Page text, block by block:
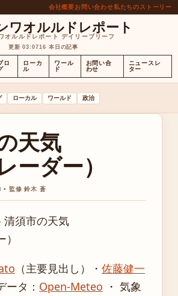
会社概要お問い合わせ私たちのストーリー
ワオルルドレポート
オルルドレポート デイリーブリーフ
更新 03:0716 本日の記事
ロ
ローカ
ル
ワール
ド
お問い合
わせ
ニュースレ
ター
ローカル ワールド 政治
天気
ーダー）
• 監修 鈴木 蒼
清須市の天気
（主要見出し） ・ 佐藤健一
ータ： Open-Meteo ・ 気象